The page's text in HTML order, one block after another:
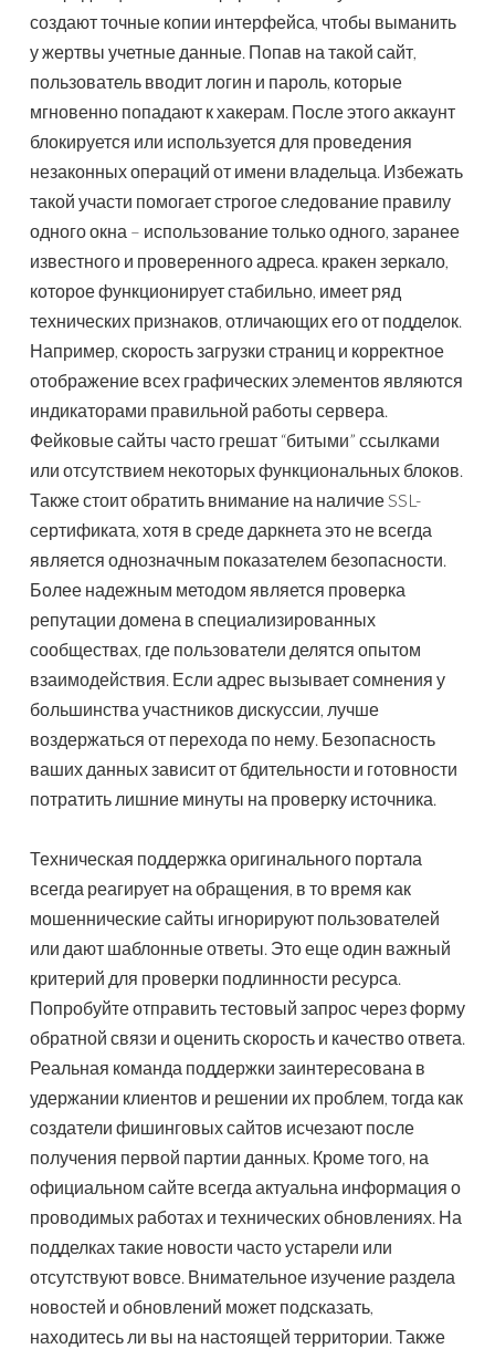
создают точные копии интерфейса, чтобы выманить
у жертвы учетные данные. Попав на такой сайт,
пользователь вводит логин и пароль, которые
мгновенно попадают к хакерам. После этого аккаунт
блокируется или используется для проведения
незаконных операций от имени владельца. Избежать
такой участи помогает строгое следование правилу
одного окна – использование только одного, заранее
известного и проверенного адреса. кракен зеркало,
которое функционирует стабильно, имеет ряд
технических признаков, отличающих его от подделок.
Например, скорость загрузки страниц и корректное
отображение всех графических элементов являются
индикаторами правильной работы сервера.
Фейковые сайты часто грешат “битыми” ссылками
или отсутствием некоторых функциональных блоков.
Также стоит обратить внимание на наличие SSL-
сертификата, хотя в среде даркнета это не всегда
является однозначным показателем безопасности.
Более надежным методом является проверка
репутации домена в специализированных
сообществах, где пользователи делятся опытом
взаимодействия. Если адрес вызывает сомнения у
большинства участников дискуссии, лучше
воздержаться от перехода по нему. Безопасность
ваших данных зависит от бдительности и готовности
потратить лишние минуты на проверку источника.
Техническая поддержка оригинального портала
всегда реагирует на обращения, в то время как
мошеннические сайты игнорируют пользователей
или дают шаблонные ответы. Это еще один важный
критерий для проверки подлинности ресурса.
Попробуйте отправить тестовый запрос через форму
обратной связи и оценить скорость и качество ответа.
Реальная команда поддержки заинтересована в
удержании клиентов и решении их проблем, тогда как
создатели фишинговых сайтов исчезают после
получения первой партии данных. Кроме того, на
официальном сайте всегда актуальна информация о
проводимых работах и технических обновлениях. На
подделках такие новости часто устарели или
отсутствуют вовсе. Внимательное изучение раздела
новостей и обновлений может подсказать,
находитесь ли вы на настоящей территории. Также